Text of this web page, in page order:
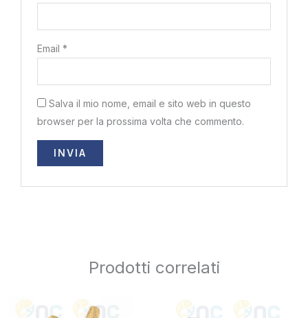
Email*
Salva il mio nome, email e sito web in questo
browser per la prossima volta che commento.
Prodotti correlati